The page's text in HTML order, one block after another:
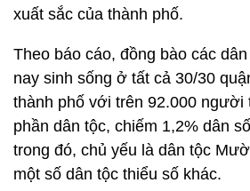
xuất sắc của thành phố.
Theo báo cáo, đồng bào các
nay sinh sống ở tất cả 30/30
thành phố với trên 92.000 người
phần dân tộc, chiếm 1,2% dân
trong đó, chủ yếu là dân tộc
một số dân tộc thiểu số khác.